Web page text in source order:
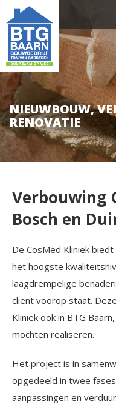
NIEUWBOUW,
RENOVATIE
Verbouwing
Bosch en
De CosMed Kliniek
het hoogste
laagdrempelige
cliënt voorop staat.
Kliniek ook in BTG
mochten realiseren.
Het project is in
opgedeeld in twee
aanpassingen en